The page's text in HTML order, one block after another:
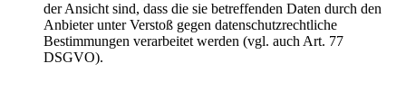
der Ansicht sind, dass die sie betreffenden Daten durch den
Anbieter unter Verstoß gegen datenschutzrechtliche
Bestimmungen verarbeitet werden (vgl. auch Art. 77
DSGVO).